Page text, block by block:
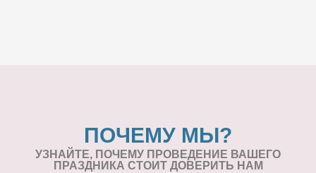
ПОЧЕМУ МЫ?
УЗНАЙТЕ, ПОЧЕМУ ПРОВЕДЕНИЕ ВАШЕГО
ПРАЗДНИКА СТОИТ ДОВЕРИТЬ НАМ